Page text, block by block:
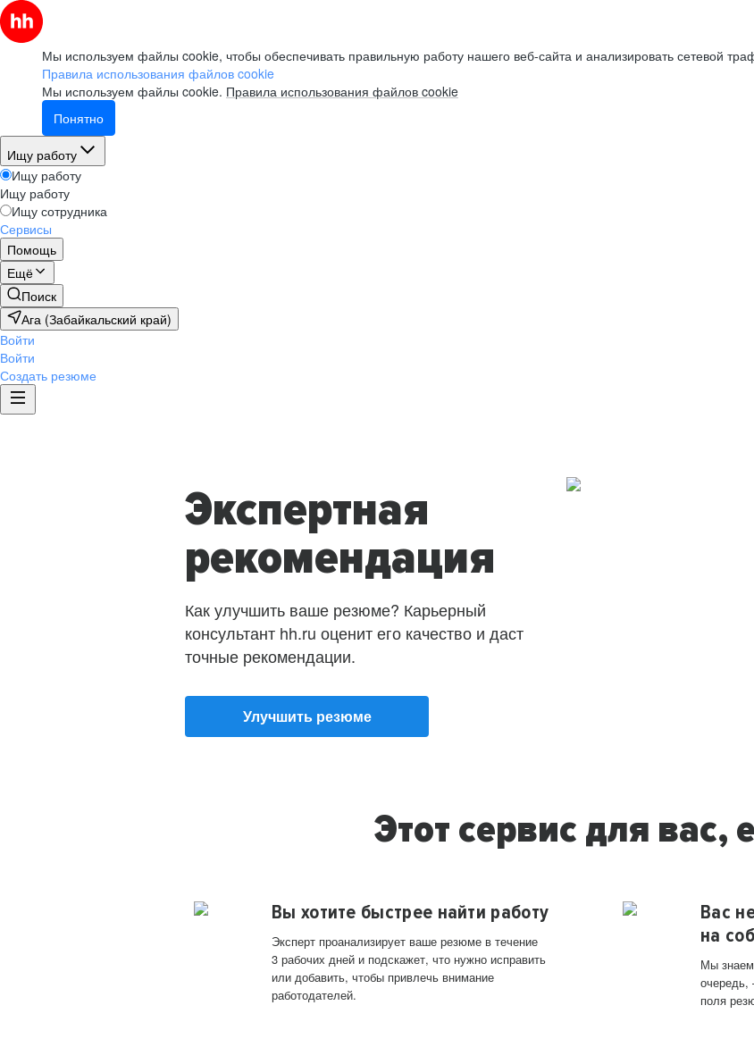
Мы используем файлы cookie, чтобы обеспечивать правильную работу нашего веб-сайта и анализировать сетевой
Правила использования файлов cookie
Мы используем файлы cookie. Правила использования файлов cookie
Понятно
Ищу работу
Ищу работу
Ищу работу
Ищу сотрудника
Сервисы
Помощь
Ещё
Поиск
Ага (Забайкальский край)
Войти
Войти
Создать резюме
Экспертная
рекомендация
Как улучшить ваше резюме? Карьерный
консультант hh.ru оценит его качество и даст
точные рекомендации.
Улучшить резюме
Этот сервис для вас,
Вы хотите быстрее найти работу
Эксперт проанализирует ваше резюме в течение
3 рабочих дней и подскажет, что нужно исправить
или добавить, чтобы привлечь внимание
работодателей.
Вас
на
Мы
очередь,
поля